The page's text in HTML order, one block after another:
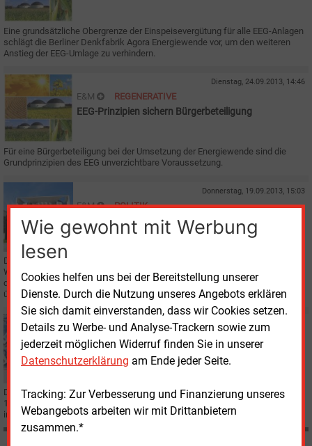
Wie gewohnt mit Werbung
lesen
Cookies helfen uns bei der Bereitstellung unserer
Dienste. Durch die Nutzung unseres Angebots erklären
Sie sich damit einverstanden, dass wir Cookies setzen.
Details zu Werbe- und Analyse-Trackern sowie zum
jederzeit möglichen Widerruf finden Sie in unserer
Datenschutzerklärung am Ende jeder Seite.
Tracking: Zur Verbesserung und Finanzierung unseres
Webangebots arbeiten wir mit Drittanbietern
zusammen.*
Eine grundsätzliche Obergrenze der Einspeisevergütung für alle EEG-Anlagen
schlägt die Berliner Denkfabrik Agora Energiewende vor, um den weiteren
Anstieg der EEG-Umlage zu verhindern.
Dienstag, 24.09.2013, 14:46
E&M REGENERATIVE
EEG-Prinzipien sichern Bürgerbeteiligung
Für eine Bürgerbeteiligung bei der Umsetzung der Energiewende sind die
Grundprinzipien des EEG unverzichtbare Voraussetzung.
Donnerstag, 19.09.2013, 15:03
E&M POLITIK
Kommentar: Kampf um die Energiewende
Dem Volk auf‘s Maul schauen – das tun manche Vertreter von Politik und
Wirtschaft offenbar nicht. Denn dann müssten sie zur Kenntnis nehmen,
dass sich ihre Ansichten in puncto Energiewende deutlich von denen einer
überwältigenden Bevölkerungsmehrheit unterscheiden.
Dienstag, 17.09.2013, 16:07
WINDKRAFT
Förderung für Windenergie macht sich bezahlt
Das Geld, das die Bundesregierung und zahlreiche Länder seit Anfang der
1980er Jahre in die Forschungsförderung für die Windenergie an Land
investiert haben, ist gut angelegtes Geld.